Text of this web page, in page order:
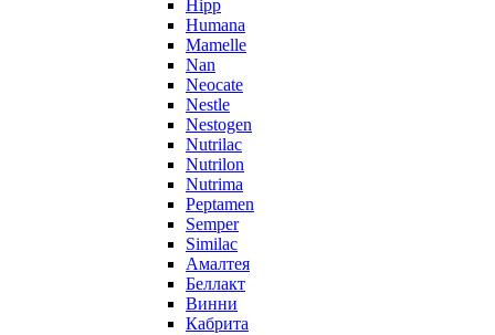
Hipp
Humana
Mamelle
Nan
Neocate
Nestle
Nestogen
Nutrilac
Nutrilon
Nutrima
Peptamen
Semper
Similac
Амалтея
Беллакт
Винни
Кабрита